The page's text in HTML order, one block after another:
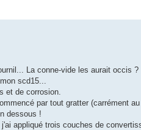
La conne-vide les aurait occis ?
scd15...
et de corrosion.
par tout gratter (carrément
dessous !
appliqué trois couches de